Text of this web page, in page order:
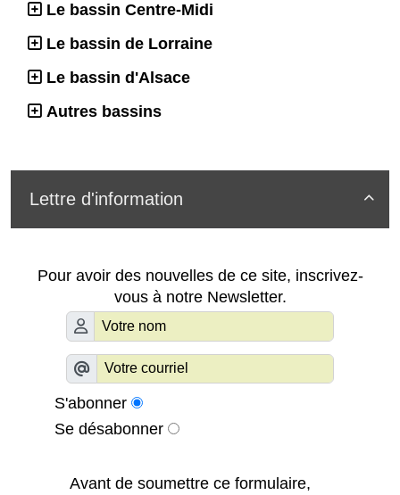
Le bassin Centre-Midi
Le bassin de Lorraine
Le bassin d'Alsace
Autres bassins

Lettre d'information
Pour avoir des nouvelles de ce site, inscrivez-
vous à notre Newsletter.
S'abonner
Se désabonner
Avant de soumettre ce formulaire,